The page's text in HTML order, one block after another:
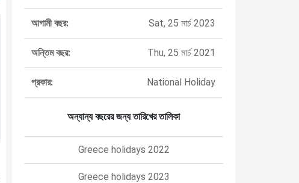
আগামী বছর: Sat, 25 মার্চ 2023
অন্তিম বছর: Thu, 25 মার্চ 2021
প্রকার: National Holiday
অন্যান্য বছরের জন্য তারিখের তালিকা
Greece holidays 2022
Greece holidays 2023